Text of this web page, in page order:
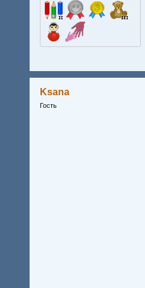
Ksana
Гость